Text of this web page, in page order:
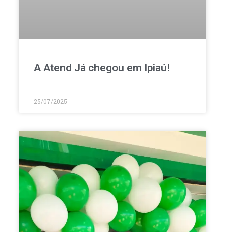
A Atend Já chegou em Ipiaú!
25/07/2025